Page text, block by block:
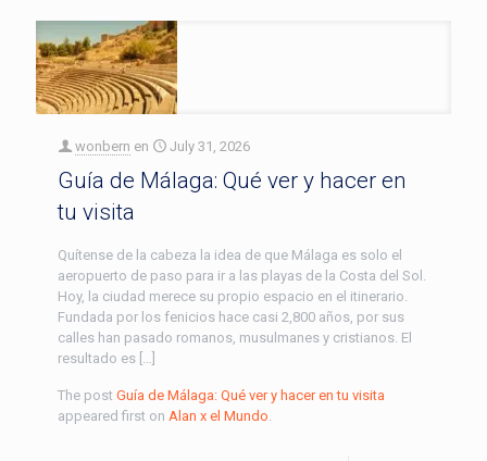
wonbern en July 31, 2026
Guía de Málaga: Qué ver y hacer en
tu visita
Quítense de la cabeza la idea de que Málaga es solo el
aeropuerto de paso para ir a las playas de la Costa del Sol.
Hoy, la ciudad merece su propio espacio en el itinerario.
Fundada por los fenicios hace casi 2,800 años, por sus
calles han pasado romanos, musulmanes y cristianos. El
resultado es […]
The post Guía de Málaga: Qué ver y hacer en tu visita
appeared first on Alan x el Mundo